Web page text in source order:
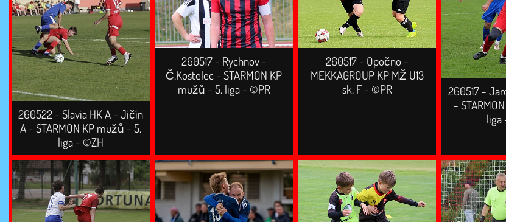
260522 - Slavia HK A - Jičín
A - STARMON KP mužů - 5.
liga - ©ZH
260517 - Rychnov -
Č.Kostelec - STARMON KP
mužů - 5. liga - ©PR
260517 - Opočno -
MEKKAGROUP KP MŽ U13
sk. F - ©PR
260517 -
-
liga